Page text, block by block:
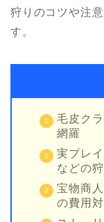
狩りのコツや注
す。
毛皮ク
網羅
実プレ
などの
宝物商
の費用